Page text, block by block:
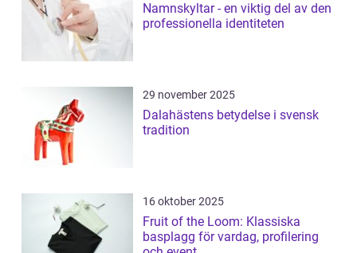
Namnskyltar - en viktig del av den
professionella identiteten
29 november 2025
Dalahästens betydelse i svensk
tradition
16 oktober 2025
Fruit of the Loom: Klassiska
basplagg för vardag, profilering